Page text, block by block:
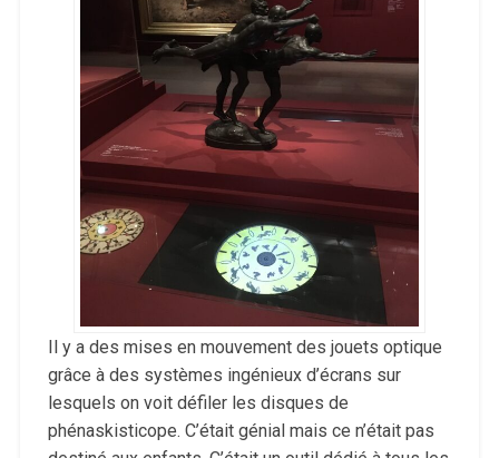
Il y a des mises en mouvement des jouets optique
grâce à des systèmes ingénieux d’écrans sur
lesquels on voit défiler les disques de
phénaskisticope. C’était génial mais ce n’était pas